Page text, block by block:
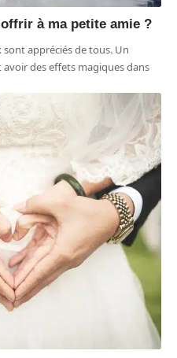
à ma petite amie ?
sont appréciés de tous. Un
des effets magiques dans